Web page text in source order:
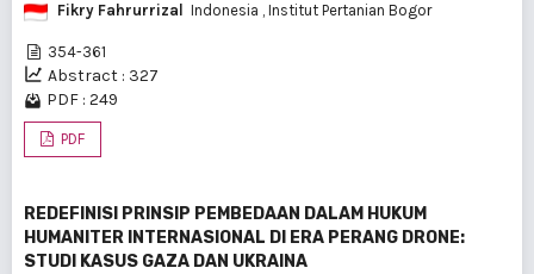
Fikry Fahrurrizal
Indonesia , Institut Pertanian Bogor
354-361
Abstract : 327
PDF : 249
PDF
REDEFINISI PRINSIP PEMBEDAAN DALAM HUKUM
HUMANITER INTERNASIONAL DI ERA PERANG DRONE:
STUDI KASUS GAZA DAN UKRAINA